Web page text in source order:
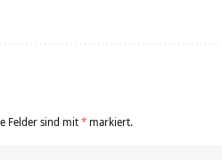
Felder sind mit* markiert.